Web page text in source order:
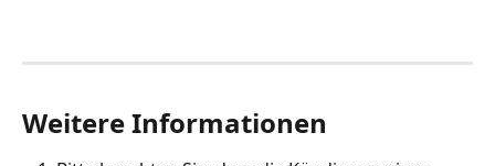
Weitere Informationen